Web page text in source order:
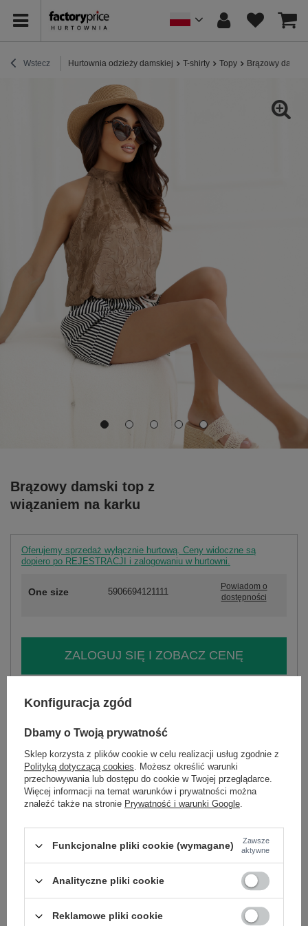
Wstecz Hurtownia odzieży damskiej T-shirty Topy Brązowy
Brązowy damski top z
wiązaniem na karku
Oferujemy sprzedaż wyłącznie hurtową. Ceny widoczne są
dopiero po REJESTRACJI i zalogowaniu w hurtowni.
One size 5906694121111
Powiadom o
dostępności
ZALOGUJ SIĘ I ZOBACZ CENĘ
Zadzwoń
+48 601 547 740
sposób prania : pranie w pralce w 30°C
Kod produktu
MI-BZ-28101.05
Marka
ITALY MODA
elegancki
dominujący
materiał
poliester
Konfiguracja zgód
Dbamy o Twoją prywatność
Sklep korzysta z plików cookie w celu realizacji usług zgodnie z
Polityką dotyczącą cookies. Możesz określić warunki
przechowywania lub dostępu do cookie w Twojej przeglądarce.
Więcej informacji na temat warunków i prywatności można
znaleźć także na stronie Prywatność i warunki Google.
Funkcjonalne pliki cookie (wymagane)
Zawsze
aktywne
Analityczne pliki cookie
Reklamowe pliki cookie